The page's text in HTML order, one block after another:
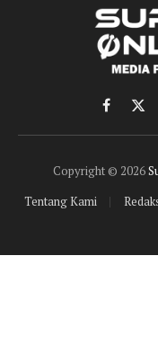
Facebook
X
Copyright © 2026
Tentang Kami